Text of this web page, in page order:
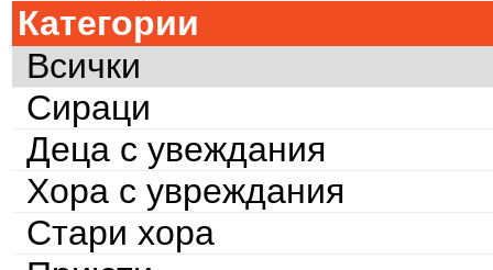
Категории
Всички
Сираци
Деца с увеждания
Хора с увреждания
Стари хора